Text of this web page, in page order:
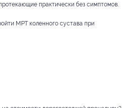
практически без симптомов.
МРТ коленного сустава при